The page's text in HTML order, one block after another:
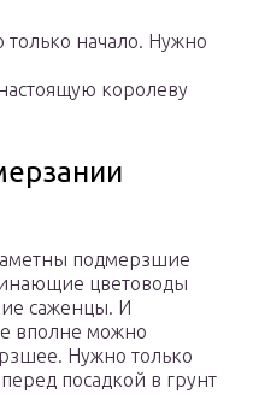
начало. Нужно
королеву
подмерзшие
цветоводы
саженцы. И
вполне можно
Нужно только
посадкой в грунт